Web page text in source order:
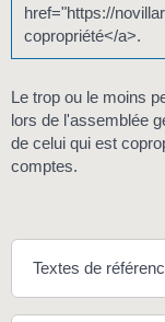
href="https://
copropriété</a>.
Le trop ou le moins
lors de l'assemblée
de celui qui est
comptes.
Textes de